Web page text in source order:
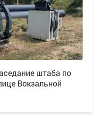
штаба по
Вокзальной